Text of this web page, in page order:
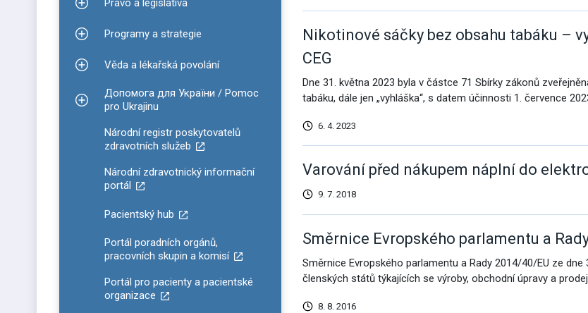
Zobrazit podmenu pro Právo a legislativa
Zobrazit podmenu pro Programy a strategie
Programy a strategie
Zobrazit podmenu pro Věda a lékařská povolání
Věda a lékařská povolání
Zobrazit podmenu pro Допомога для України / Pomoc pro Ukrajinu
Допомога для України / Pomoc
pro Ukrajinu
Národní registr poskytovatelů
zdravotních služeb
Národní zdravotnický informační
portál
Pacientský hub
Portál poradních orgánů,
pracovních skupin a komisí
Portál pro pacienty a pacientské
organizace
Nikotinové sáčky bez obsahu tabáku –
CEG
Dne 31. května 2023 byla v částce 71 Sbírky zákonů
tabáku, dále jen „vyhláška“, s datem účinnosti 1. července
6. 4. 2023
Varování před nákupem náplní do
9. 7. 2018
Směrnice Evropského parlamentu a
Směrnice Evropského parlamentu a Rady 2014/40/EU ze
členských států týkajících se výroby, obchodní úpravy a
8. 8. 2016